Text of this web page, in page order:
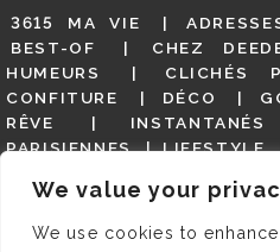
We value your
We use cookies to
3615 MA VIE
BEST-OF
CHEZ
HUMEURS
CLICHÉS
CONFITURE
DÉCO
RÊVE
INSTANTANÉS
PARISIENNES
LIFESTYLE
(BUT GOODIES)
PAR ICI
GUIDE
PARIS EN
REVUE DE PRESSE